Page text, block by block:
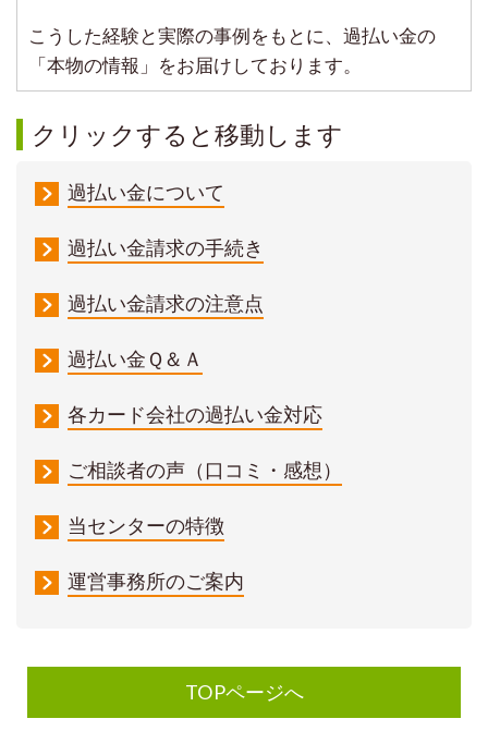
こうした経験と実際の事例をもとに、過払い金の
「本物の情報」をお届けしております。
クリックすると移動します
過払い金について
過払い金請求の手続き
過払い金請求の注意点
過払い金Ｑ＆Ａ
各カード会社の過払い金対応
ご相談者の声（口コミ・感想）
当センターの特徴
運営事務所のご案内
TOPページへ